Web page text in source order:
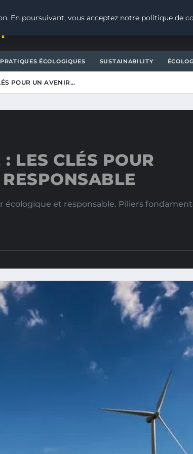
PRATIQUES ÉCOLOGIQUES SUSTAINABILITY
POUR UN AVENIR…
LES CLÉS POUR
et responsable. Piliers
En poursuivant, vous acceptez notre politique de